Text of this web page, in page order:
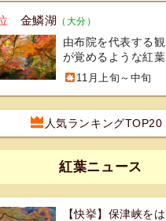
金鱗湖 （大分）
由布院を代表する
が覚めるような紅
11月上旬～中旬
人気ランキングTOP20
紅葉ニュース
【快挙】保津峡を